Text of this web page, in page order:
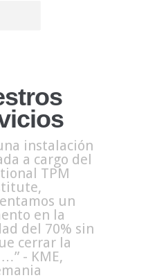
instalación
a cargo del
TPM
un
en la
del 70% sin
cerrar la
- KME,